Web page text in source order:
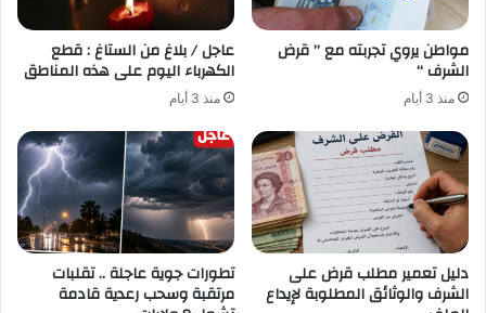
مواطن يروي تجربته مع ” قرض
الشرف “
منذ 3 أيام
عاجل / بلاغ من الستاغ : قطع
الكهرباء اليوم على هذه المناطق
منذ 3 أيام
دليل تعمير مطلب قرض على
الشرف والوثائق المطلوبة لإيداع
تطورات جوية عاجلة .. تقلبات
مرتقبة وسحب رعدية قادمة